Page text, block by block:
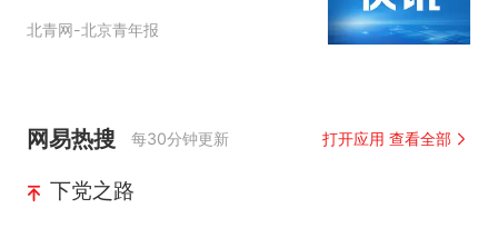
北青网-北京青年报
网易热搜 每30分钟更新 打开应用 查看全部
下党之路